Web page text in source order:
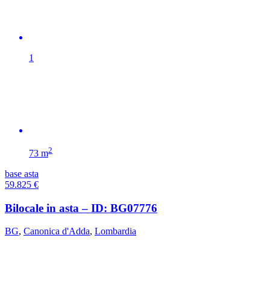
1
73 m2
base asta
59.825 €
Bilocale in asta – ID: BG07776
BG, Canonica d'Adda, Lombardia